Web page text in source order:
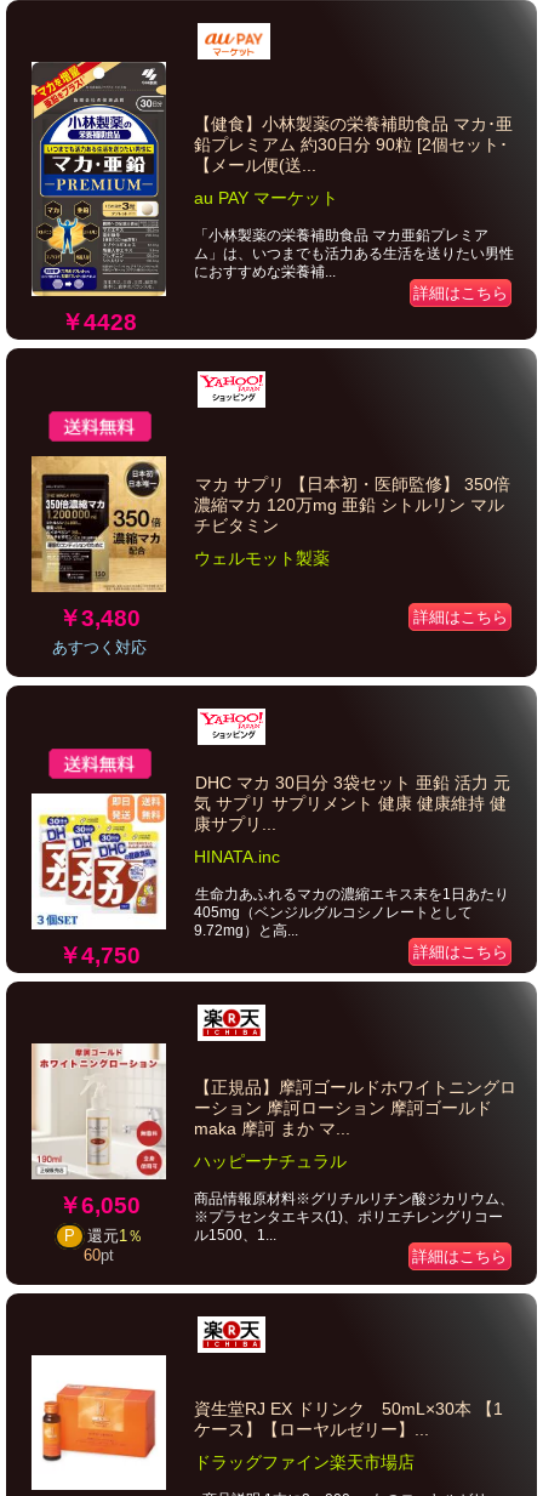
￥4428
【健食】小林製薬の栄養補助食品 マカ･亜
鉛プレミアム 約30日分 90粒 [2個セット･
【メール便(送...
au PAY マーケット
「小林製薬の栄養補助食品 マカ亜鉛プレミア
ム」は、いつまでも活力ある生活を送りたい男性
におすすめな栄養補...
詳細はこちら
￥3,480
あすつく対応
マカ サプリ 【日本初・医師監修】 350倍
濃縮マカ 120万mg 亜鉛 シトルリン マル
チビタミン
ウェルモット製薬
詳細はこちら
￥4,750
DHC マカ 30日分 3袋セット 亜鉛 活力 元
気 サプリ サプリメント 健康 健康維持 健
康サプリ...
HINATA.inc
生命力あふれるマカの濃縮エキス末を1日あたり
405mg（ベンジルグルコシノレートとして
9.72mg）と高...
詳細はこちら
￥6,050
P 還元1％
60pt
【正規品】摩訶ゴールドホワイトニングロ
ーション 摩訶ローション 摩訶ゴールド
maka 摩訶 まか マ...
ハッピーナチュラル
商品情報原材料※グリチルリチン酸ジカリウム、
※プラセンタエキス(1)、ポリエチレングリコー
ル1500、1...
詳細はこちら
資生堂RJ EX ドリンク 50mL×30本 【1
ケース】【ローヤルゼリー】...
ドラッグファイン楽天市場店